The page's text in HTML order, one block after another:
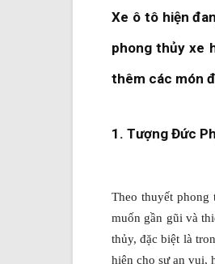
Xe ô tô hiện
phong thủy xe
thêm các món
1. Tượng Đức
Theo thuyết
muốn gần gũi và
thủy, đặc biệt là
hiện cho sự an vui,